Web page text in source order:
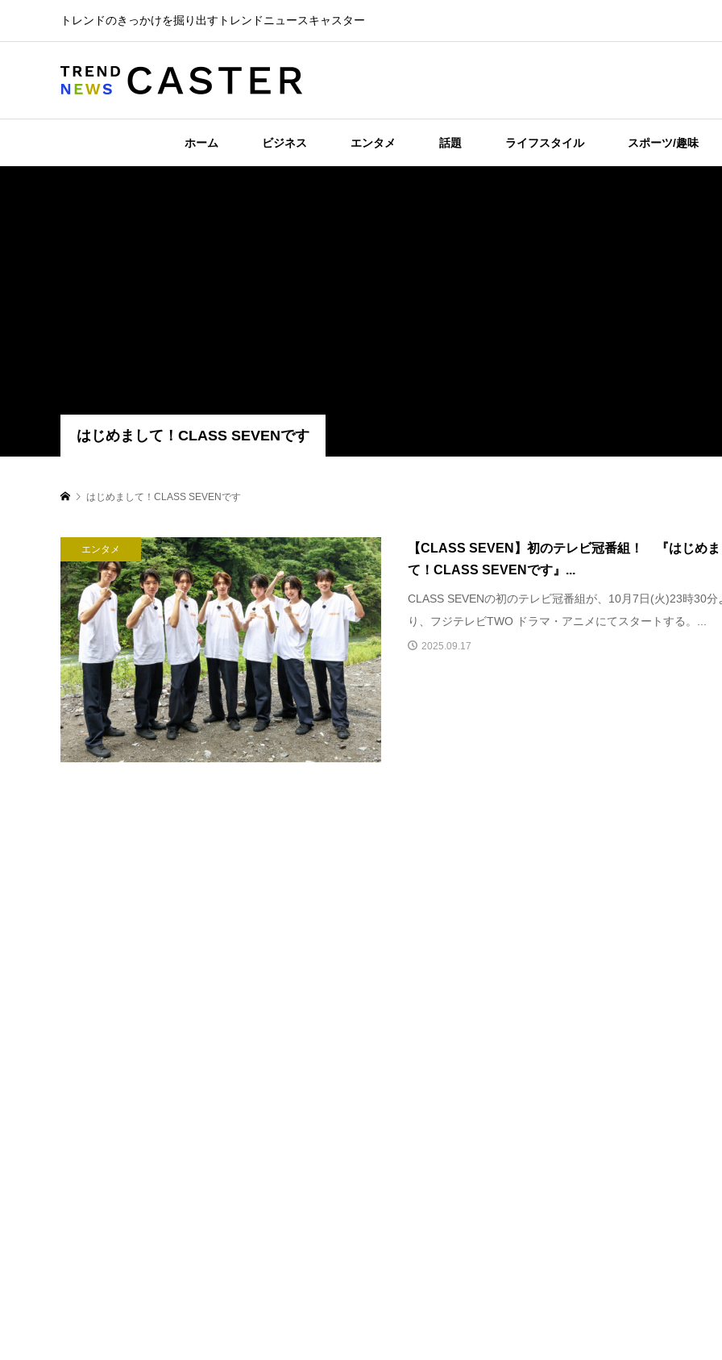
トレンドのきっかけを掘り出すトレンドニュースキャスター
ホーム ビジネス エンタメ 話題 ライフスタイル スポーツ/趣味
はじめまして！CLASS SEVENです
はじめまして！CLASS SEVENです
エンタメ
【CLASS SEVEN】初のテレビ冠番組！ 『はじめ
て！CLASS SEVENです』...
CLASS SEVENの初のテレビ冠番組が、10月7日(火)23時30分
り、フジテレビTWO ドラマ・アニメにてスタートする。...
2025.09.17